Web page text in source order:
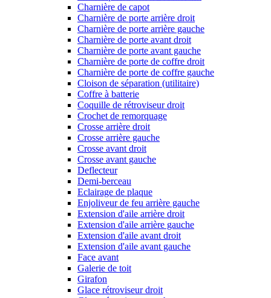
Charnière de capot
Charnière de porte arrière droit
Charnière de porte arrière gauche
Charnière de porte avant droit
Charnière de porte avant gauche
Charnière de porte de coffre droit
Charnière de porte de coffre gauche
Cloison de séparation (utilitaire)
Coffre à batterie
Coquille de rétroviseur droit
Crochet de remorquage
Crosse arrière droit
Crosse arrière gauche
Crosse avant droit
Crosse avant gauche
Deflecteur
Demi-berceau
Eclairage de plaque
Enjoliveur de feu arrière gauche
Extension d'aile arrière droit
Extension d'aile arrière gauche
Extension d'aile avant droit
Extension d'aile avant gauche
Face avant
Galerie de toit
Girafon
Glace rétroviseur droit